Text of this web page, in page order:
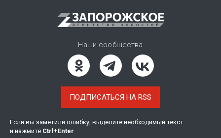
Наши сообщества
ПОДПИСАТЬСЯ НА RSS
Если вы заметили ошибку, выделите необходимый текст
и нажмите Ctrl +Enter